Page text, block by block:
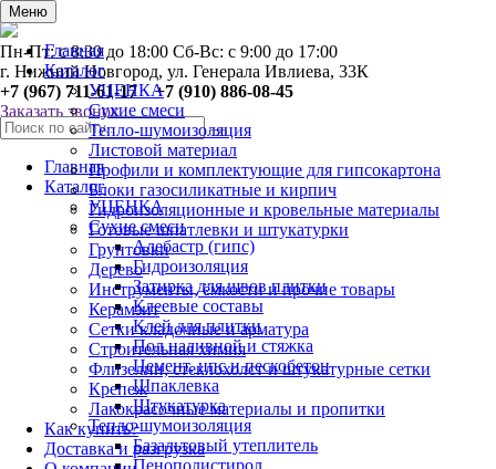
Меню
Главная
Каталог
УЦЕНКА
Сухие смеси
Тепло-шумоизоляция
Листовой материал
Профили и комплектующие для гипсокартона
Блоки газосиликатные и кирпич
Гидроизоляционные и кровельные материалы
Готовые шпатлевки и штукатурки
Грунтовки
Дерево
Инструменты, ёмкости и прочие товары
Керамзит
Сетки кладочные и арматура
Строительная химия
Флизелин, стеклохолст и штукатурные сетки
Крепеж
Лакокрасочные материалы и пропитки
Как купить?
Доставка и разгрузка
0
Пн-Пт: с 8:30 до 18:00 Сб-Вс: с 9:00 до 17:00
г. Нижний Новгород, ул. Генерала Ивлиева, 33К
+7 (967) 711-61-17 +7 (910) 886-08-45
Заказать звонок
Главная
Каталог
УЦЕНКА
Сухие смеси
Алебастр (гипс)
Гидроизоляция
Затирка для швов плитки
Клеевые составы
Клей для плитки
Пол наливной и стяжка
Цемент, цпс и пескобетон
Шпаклевка
Штукатурка
Тепло-шумоизоляция
Базальтовый утеплитель
Пенополистирол